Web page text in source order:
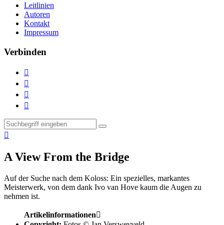
Leitlinien
Autoren
Kontakt
Impressum
Verbinden





A View From the Bridge
Auf der Suche nach dem Koloss: Ein spezielles, markantes
Meisterwerk, von dem dank Ivo van Hove kaum die Augen zu
nehmen ist.
Artikelinformationen